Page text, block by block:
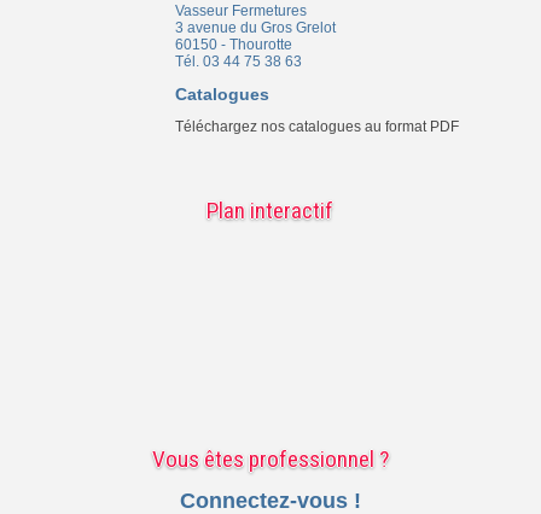
Vasseur Fermetures
3 avenue du Gros Grelot
60150 - Thourotte
Tél. 03 44 75 38 63
Catalogues
Téléchargez nos catalogues au format PDF
Plan interactif
Vous êtes professionnel ?
Connectez-vous !